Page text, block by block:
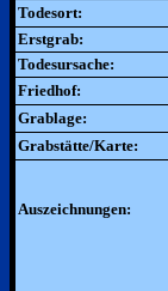
Todesort:
Erstgrab:
Todesursache:
Friedhof:
Grablage:
Grabstätte/Karte:
Auszeichnungen: